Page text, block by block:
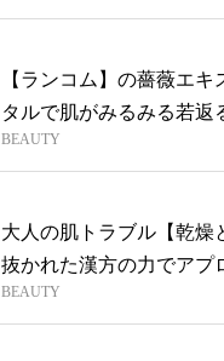
【ランコム】の薔薇エ
タルで肌がみるみる若返
BEAUTY
大人の肌トラブル【乾燥
抜かれた漢方の力でアプ
BEAUTY